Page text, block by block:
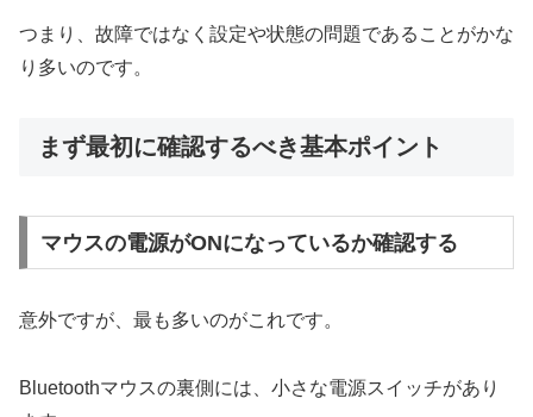
つまり、故障ではなく設定や状態の問題であることがかな
り多いのです。
まず最初に確認するべき基本ポイント
マウスの電源がONになっているか確認する
意外ですが、最も多いのがこれです。
Bluetoothマウスの裏側には、小さな電源スイッチがあり